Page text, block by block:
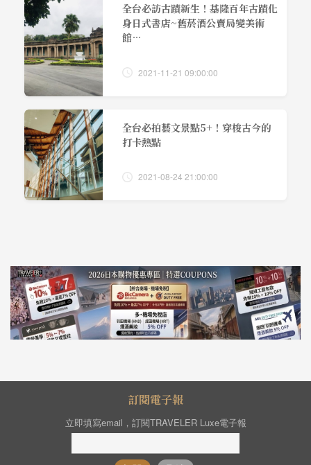
全台必訪古蹟新生！基隆百年古蹟化
身日式書店~舊菸酒公賣局變美術
館…
2021-11-21 09:00:00
全台必拍藝文景點5+！穿梭古今的
打卡熱點
2021-08-24 21:00:00
訂閱電子報
立即填寫email，訂閱TRAVELER Luxe電子報